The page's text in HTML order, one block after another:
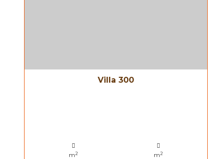
Villa 300
m2 m2